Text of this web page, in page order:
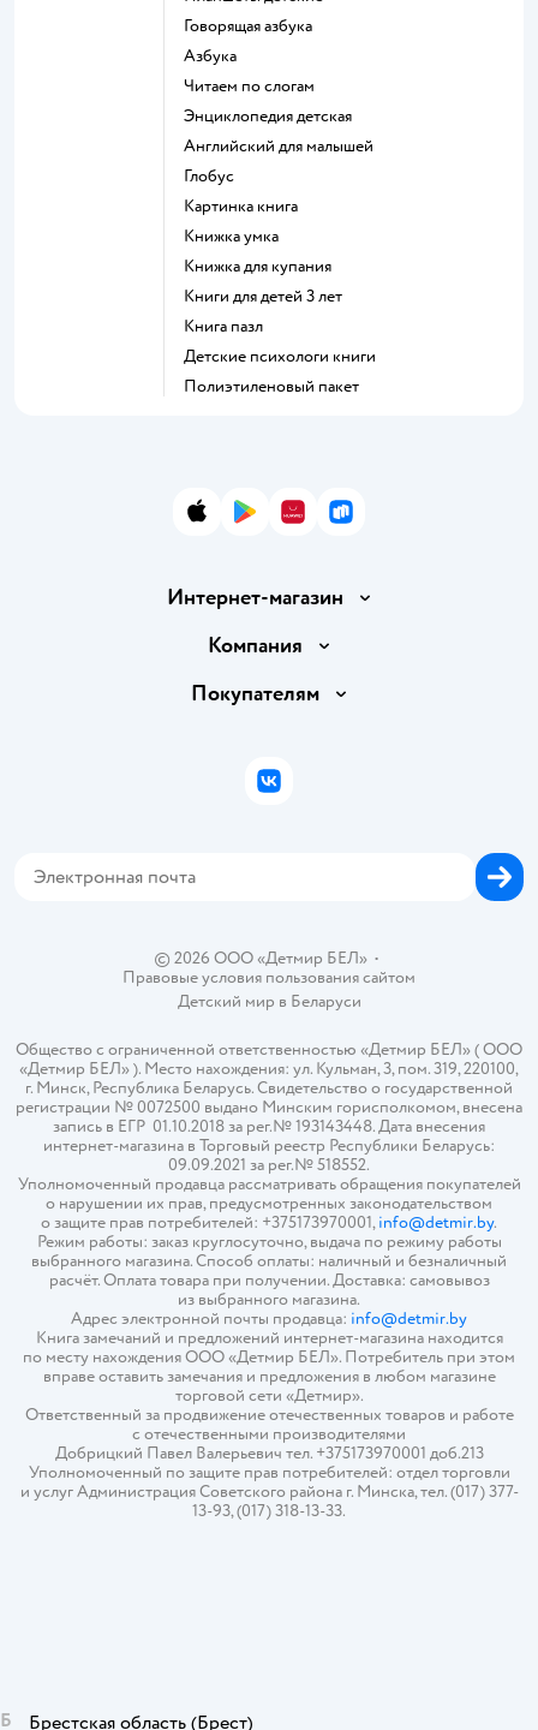
говорящая азбука
азбука
читаем по слогам
энциклопедия детская
английский для малышей
глобус
картинка книга
книжка умка
книжка для купания
книги для детей 3 лет
книга пазл
детские психологи книги
полиэтиленовый пакет
App StoreGoogle Play
AppGallery
RuStore
Интернет-магазин
Доставка и оплата
Правила продажи
Политика использования файлов cookie
Компания
Вакансии
Покупателям
Бонусные карты
© 2026 ООО «Детмир БЕЛ»•
Правовые условия пользования сайтом
Детский мир в Беларуси
Общество с ограниченной ответственностью «Детмир БЕЛ» ( ООО
«Детмир БЕЛ» ). Место нахождения: ул. Кульман, 3, пом. 319, 220100,
г. Минск, Республика Беларусь. Свидетельство о государственной
регистрации № 0072500 выдано Минским горисполкомом, внесена
запись в ЕГР 01.10.2018 за рег.№ 193143448. Дата внесения
интернет-магазина в Торговый реестр Республики Беларусь:
09.09.2021 за рег.№ 518552.
Уполномоченный продавца рассматривать обращения покупателей
о нарушении их прав, предусмотренных законодательством
о защите прав потребителей: +375173970001,info@detmir.by.
Режим работы: заказ круглосуточно, выдача по режиму работы
выбранного магазина. Способ оплаты: наличный и безналичный
расчёт. Оплата товара при получении. Доставка: самовывоз
из выбранного магазина.
Адрес электронной почты продавца: info@detmir.by
Книга замечаний и предложений интернет-магазина находится
по месту нахождения ООО «Детмир БЕЛ». Потребитель при этом
вправе оставить замечания и предложения в любом магазине
торговой сети «Детмир».
Ответственный за продвижение отечественных товаров и работе
с отечественными производителями
Добрицкий Павел Валерьевич тел. +375173970001 доб.213
Уполномоченный по защите прав потребителей: отдел торговли
и услуг Администрация Советского района г. Минска, тел. (017) 377-
13-93, (017) 318-13-33.
ВКонтакте
Б Брестская область (Брест)